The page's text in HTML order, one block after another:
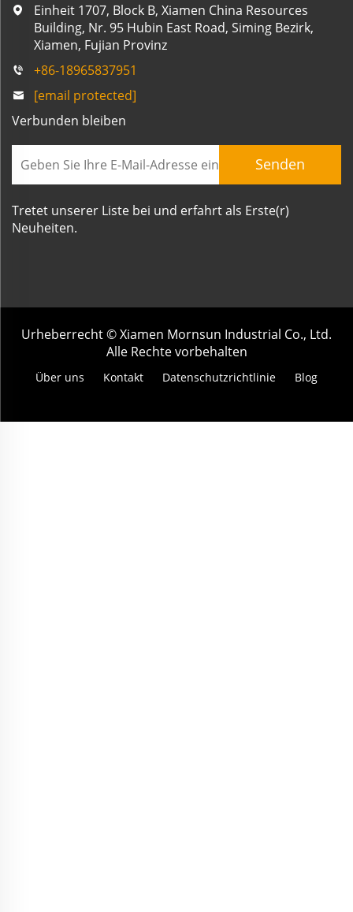
Einheit 1707, Block B, Xiamen China Resources
Building, Nr. 95 Hubin East Road, Siming Bezirk,
Xiamen, Fujian Provinz
+86-18965837951
[email protected]
Verbunden bleiben
Senden
Tretet unserer Liste bei und erfahrt als Erste(r)
Neuheiten.
Urheberrecht © Xiamen Mornsun Industrial Co., Ltd.
Alle Rechte vorbehalten
Über uns Kontakt Datenschutzrichtlinie Blog